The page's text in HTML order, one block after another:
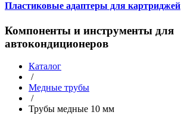
Пластиковые адаптеры для картриджей
Компоненты и инструменты для
автокондиционеров
Каталог
/
Медные трубы
/
Трубы медные 10 мм